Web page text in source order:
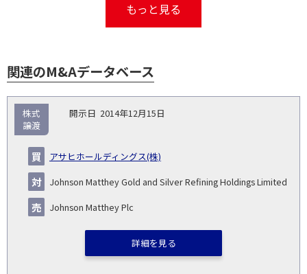
もっと見る
関連のM&Aデータベース
示
い
企
業・
事業
り
種
▽
万
円)
ル
2014年12月15日
アサヒホールディングス(株)
Johnson Matthey Gold and Silver Refining Holdings Limited
Johnson Matthey Plc
株式
譲渡
詳細を見る